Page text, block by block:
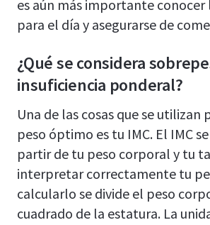
es aún más importante
para el día y asegurarse de
¿Qué se considera
insuficiencia ponderal?
Una de las cosas que se utilizan
peso óptimo es tu IMC. El IMC
partir de tu peso corporal y tu
interpretar correctamente tu
calcularlo se divide el peso
cuadrado de la estatura. La